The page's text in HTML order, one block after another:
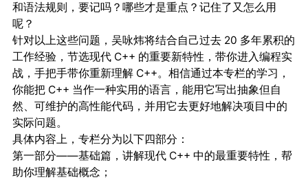
和语法规则，要记吗？哪些才是重点？记住了又怎么用
呢？
针对以上这些问题，吴咏炜将结合自己过去 20 多年累积的
工作经验，节选现代 C++ 的重要新特性，带你进入编程实
战，手把手带你重新理解 C++。相信通过本专栏的学习，
你能把 C++ 当作一种实用的语言，能用它写出抽象但自
然、可维护的高性能代码，并用它去更好地解决项目中的
实际问题。
具体内容上，专栏分为以下四部分：
第一部分——基础篇，讲解现代 C++ 中的最重要特性，帮
助你理解基础概念；